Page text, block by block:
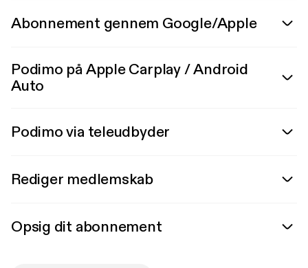
Abonnement gennem Google/Apple
Podimo på Apple Carplay / Android
Auto
Podimo via teleudbyder
Rediger medlemskab
Opsig dit abonnement